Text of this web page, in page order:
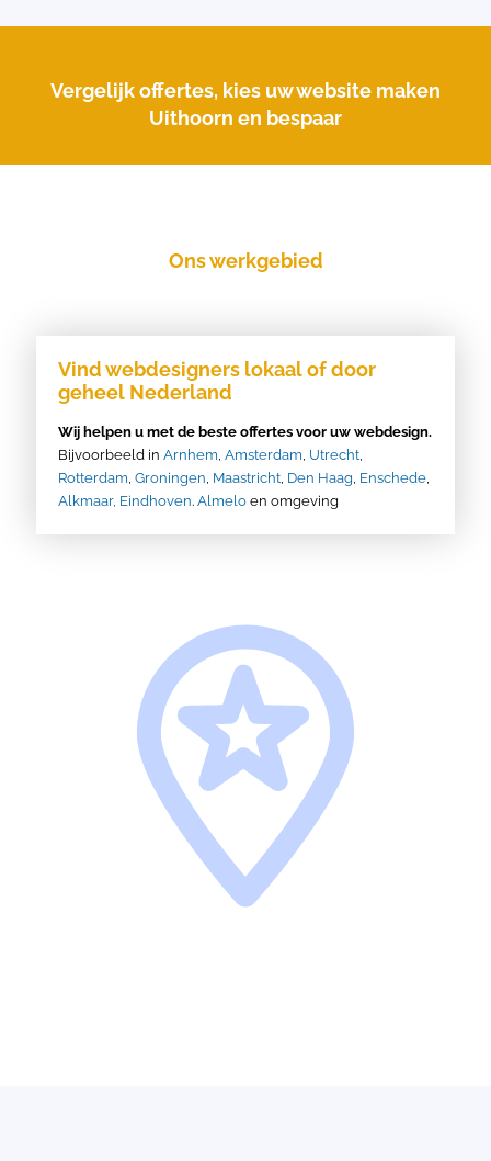
Vergelijk offertes, kies uw website maken
Uithoorn en bespaar
Ons werkgebied
Vind webdesigners lokaal of door
geheel Nederland
Wij helpen u met de beste offertes voor uw webdesign.
Bijvoorbeeld in Arnhem, Amsterdam, Utrecht,
Rotterdam, Groningen, Maastricht, Den Haag, Enschede,
Alkmaar, Eindhoven. Almelo en omgeving